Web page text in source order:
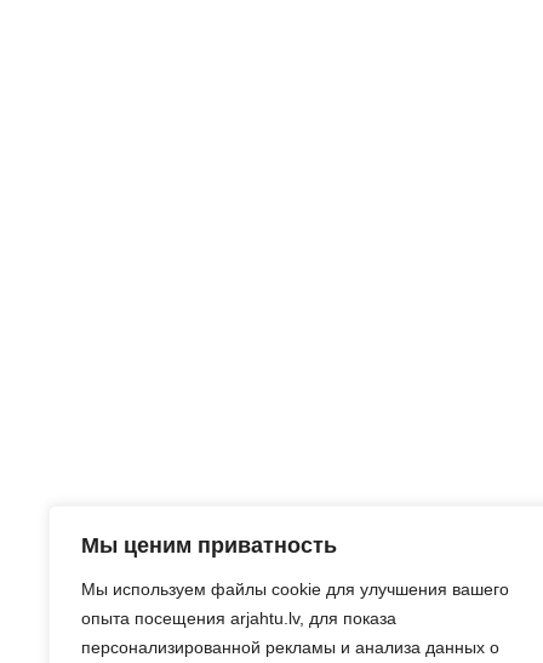
Мы ценим приватность
Мы используем файлы cookie для улучшения вашего
опыта посещения arjahtu.lv, для показа
персонализированной рекламы и анализа данных о